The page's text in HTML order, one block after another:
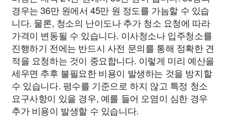
경우는 36만 원에서 45만 원 정도를 가늠할 수 있습
니다. 물론, 청소의 난이도나 추가 청소 요청에 따라
가격이 변동될 수 있습니다. 이사청소나 입주청소를
진행하기 전에는 반드시 사전 문의를 통해 정확한 견
적을 요청하는 것이 중요합니다. 이렇게 미리 예산을
세우면 추후 불필요한 비용이 발생하는 것을 방지할
수 있습니다. 평수를 기준으로 하지 않고 특정 청소
요구사항이 있을 경우, 예를 들어 오염이 심한 경우
추가 비용이 발생할 수 있습니다.